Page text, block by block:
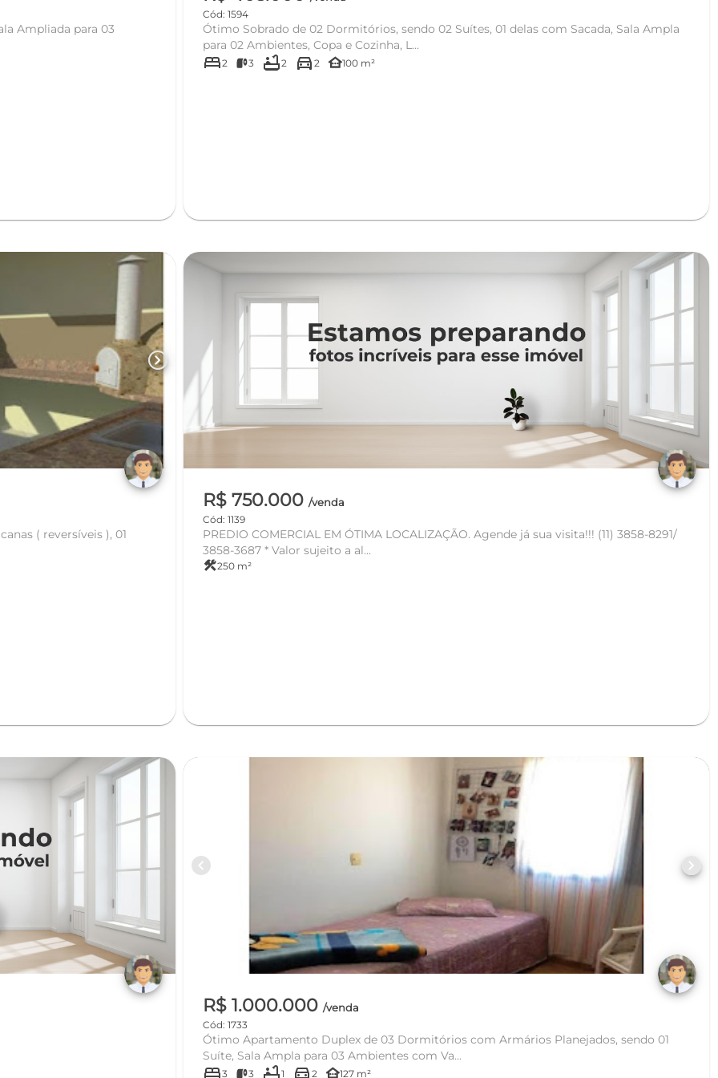
Ampliada para 03
Cód: 1594
Ótimo Sobrado de 02 Dormitórios, sendo 02 Suítes, 01 delas com Sacada, Sala Ampla
para 02 Ambientes, Copa e Cozinha, L...
bed2 3 bathtub2 directions_car 2 other_houses100 m²
chevron_right
( reversíveis ), 01
R$ 750.000/venda
Cód: 1139
PREDIO COMERCIAL EM ÓTIMA LOCALIZAÇÃO. Agende já sua visita!!! (11) 3858-8291/
3858-3687 * Valor sujeito a al...
construction250 m²
chevron_left chevron_right
R$ 1.000.000/venda
Cód: 1733
Ótimo Apartamento Duplex de 03 Dormitórios com Armários Planejados, sendo 01
Suíte, Sala Ampla para 03 Ambientes com Va...
bed3 3 bathtub1 directions_car 2 other_houses127 m²